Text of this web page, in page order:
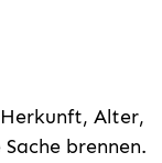
Alter,
brennen.